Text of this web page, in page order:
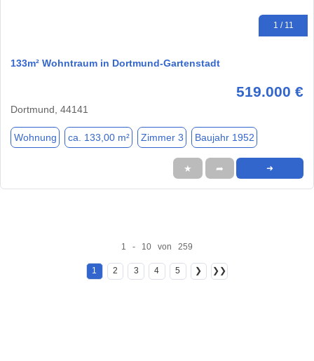
1 / 11
133m² Wohntraum in Dortmund-Gartenstadt
519.000 €
Dortmund, 44141
Wohnung ca. 133,00 m² Zimmer 3 Baujahr 1952
★ ➦ ➜
1 - 10 von 259
1 2 3 4 5 ❯ ❯❯